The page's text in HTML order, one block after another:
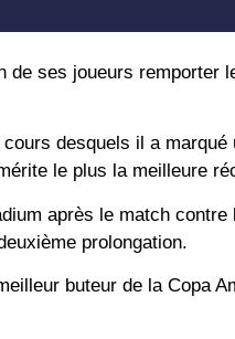
de ses joueurs remporter
desquels il a
le plus la meilleure
après le match contre
prolongation.
buteur de la Copa